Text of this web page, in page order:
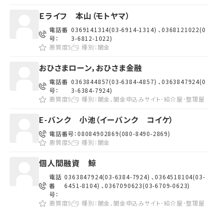
Ｅライフ 本山（モトヤマ）
電話番
号：
0369141314(03-6914-1314) 、0368121022(0
3-6812-1022)
悪質度5
種別： 闇金
おひさまローン，おひさま金融
電話番
号：
0363844857(03-6384-4857) 、0363847924(0
3-6384-7924)
悪質度5
種別： 闇金、闇金申込みサイト･紹介屋･整理屋
E-バンク 小池（イーバンク コイケ）
電話番号：08084902869(080-8490-2869)
悪質度5
種別： 闇金
個人間融資 鯨
電話
番
号：
0363847924(03-6384-7924) 、0364518104(03-
6451-8104) 、0367090623(03-6709-0623)
悪質度5 種別： 闇金、闇金申込みサイト･紹介屋･整理屋